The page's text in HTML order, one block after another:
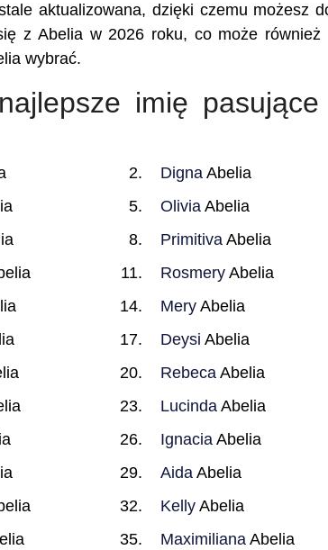
aktualizowana, dzięki czemu możesz
z Abelia w 2026 roku, co może
wybrać.
imię
DignaAbelia
OliviaAbelia
PrimitivaAbelia
RosmeryAbelia
MeryAbelia
Deysi Abelia
RebecaAbelia
LucindaAbelia
IgnaciaAbelia
AidaAbelia
KellyAbelia
MaximilianaAbelia